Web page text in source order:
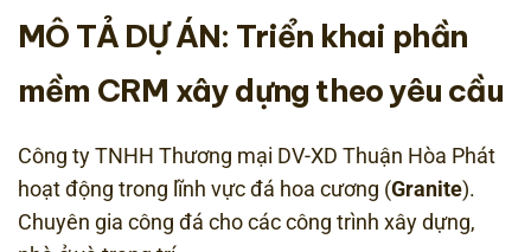
MÔ TẢ DỰ ÁN: Triển khai phần
mềm CRM xây dựng theo yêu cầu
Công ty TNHH Thương mại DV-XD Thuận Hòa Phát
hoạt động trong lĩnh vực đá hoa cương (Granite).
Chuyên gia công đá cho các công trình xây dựng,